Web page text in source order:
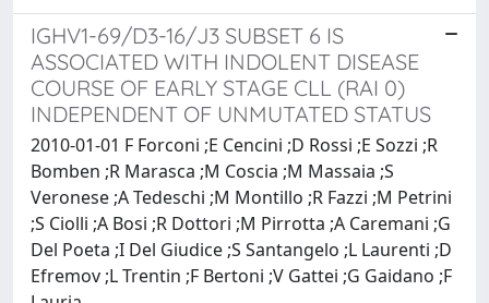
IGHV1-69/D3-16/J3 SUBSET 6 IS
ASSOCIATED WITH INDOLENT DISEASE
COURSE OF EARLY STAGE CLL (RAI 0)
INDEPENDENT OF UNMUTATED STATUS
2010-01-01 F Forconi ;E Cencini ;D Rossi ;E Sozzi ;R
Bomben ;R Marasca ;M Coscia ;M Massaia ;S
Veronese ;A Tedeschi ;M Montillo ;R Fazzi ;M Petrini
;S Ciolli ;A Bosi ;R Dottori ;M Pirrotta ;A Caremani ;G
Del Poeta ;I Del Giudice ;S Santangelo ;L Laurenti ;D
Efremov ;L Trentin ;F Bertoni ;V Gattei ;G Gaidano ;F